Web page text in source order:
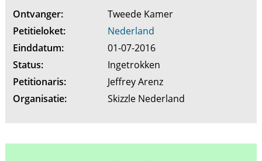
Ontvanger:
Tweede Kamer
Petitieloket:
Nederland
Einddatum:
01-07-2016
Status:
Ingetrokken
Petitionaris:
Jeffrey Arenz
Organisatie:
Skizzle Nederland